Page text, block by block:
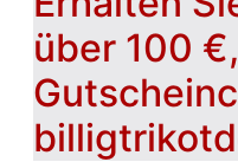
über 100 €,